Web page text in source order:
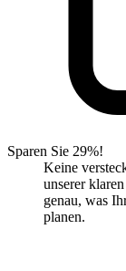
Sparen Sie 29%!
Keine
unserer
genau, was
planen.